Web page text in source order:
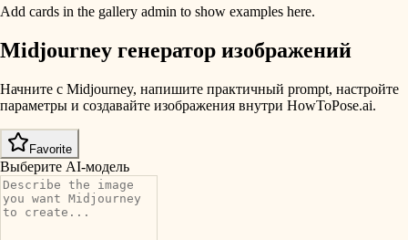
Add cards in the gallery admin to show examples here.
Midjourney генератор изображений
Начните с Midjourney, напишите практичный prompt, настройте
параметры и создавайте изображения внутри HowToPose.ai.
Favorite
Выберите AI-модель